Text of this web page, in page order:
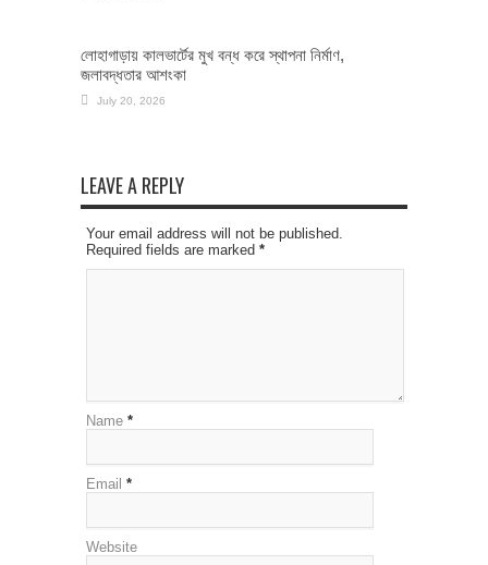
লোহাগাড়ায় কালভার্টের মুখ বন্ধ করে স্থাপনা নির্মাণ,
জলাবদ্ধতার আশংকা
July 20, 2026
LEAVE A REPLY
Your email address will not be published.
Required fields are marked *
Name *
Email *
Website